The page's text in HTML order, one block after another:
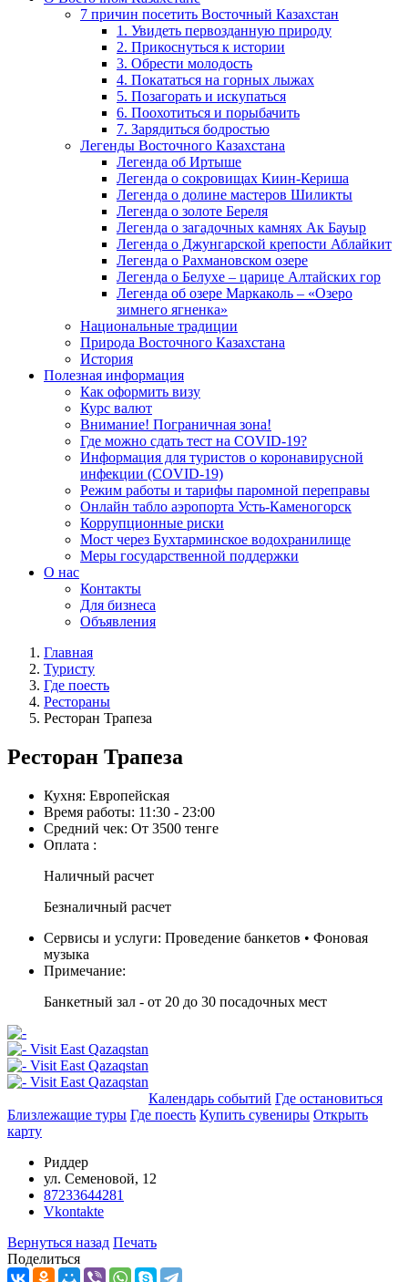
7 причин посетить Восточный Казахстан
1. Увидеть первозданную природу
2. Прикоснуться к истории
3. Обрести молодость
4. Покататься на горных лыжах
5. Позагорать и искупаться
6. Поохотиться и порыбачить
7. Зарядиться бодростью
Легенды Восточного Казахстана
Легенда об Иртыше
Легенда о сокровищах Киин-Кериша
Легенда о долине мастеров Шиликты
Легенда о золоте Береля
Легенда о загадочных камнях Ак Бауыр
Легенда о Джунгарской крепости Аблайкит
Легенда о Рахмановском озере
Легенда о Белухе – царице Алтайских гор
Легенда об озере Маркаколь – «Озеро
зимнего ягненка»
Национальные традиции
Природа Восточного Казахстана
История
Полезная информация
Как оформить визу
Курс валют
Внимание! Пограничная зона!
Где можно сдать тест на COVID-19?
Информация для туристов о коронавирусной
инфекции (COVID-19)
Режим работы и тарифы паромной переправы
Онлайн табло аэропорта Усть-Каменогорск
Коррупционные риски
Мост через Бухтарминское водохранилище
Меры государственной поддержки
О нас
Контакты
Для бизнеса
Объявления
Главная
Туристу
Где поесть
Рестораны
Ресторан Трапеза
Ресторан Трапеза
Кухня: Европейская
Время работы: 11:30 - 23:00
Средний чек: От 3500 тенге
Оплата :
Наличный расчет
Безналичный расчет
Сервисы и услуги: Проведение банкетов • Фоновая
музыка
Примечание:
Банкетный зал - от 20 до 30 посадочных мест
Календарь событий Где остановиться
Близлежащие туры Где поесть Купить сувениры Открыть
карту
Риддер
ул. Семеновой, 12
87233644281
Vkontakte
Вернуться назад Печать
Поделиться